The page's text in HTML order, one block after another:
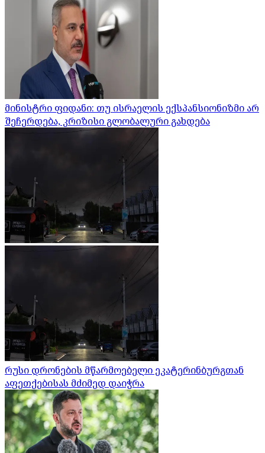
მინისტრი ფიდანი: თუ ისრაელის ექსპანსიონიზმი არ
შეჩერდება, კრიზისი გლობალური გახდება
რუსი დრონების მწარმოებელი ეკატერინბურგთან
აფეთქებისას მძიმედ დაიჭრა